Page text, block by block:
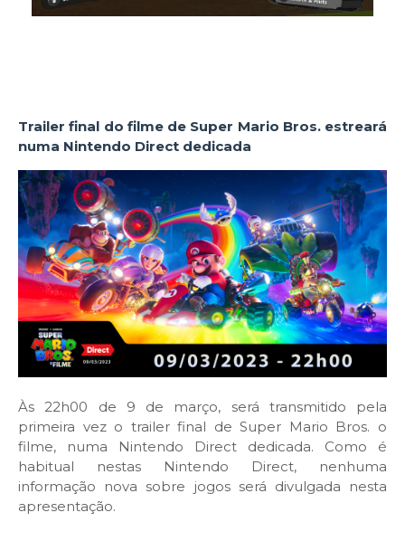
Trailer final do filme de Super Mario Bros. estreará
numa Nintendo Direct dedicada
Às 22h00 de 9 de março, será transmitido pela
primeira vez o trailer final de Super Mario Bros. o
filme, numa Nintendo Direct dedicada. Como é
habitual nestas Nintendo Direct, nenhuma
informação nova sobre jogos será divulgada nesta
apresentação.